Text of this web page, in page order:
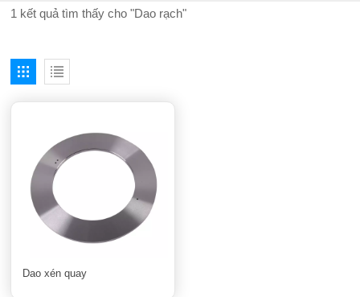
1 kết quả tìm thấy cho "Dao rạch"
Dao xén quay